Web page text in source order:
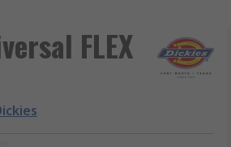
FLEX